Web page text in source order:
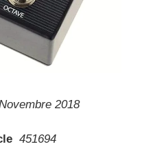
2018
451694